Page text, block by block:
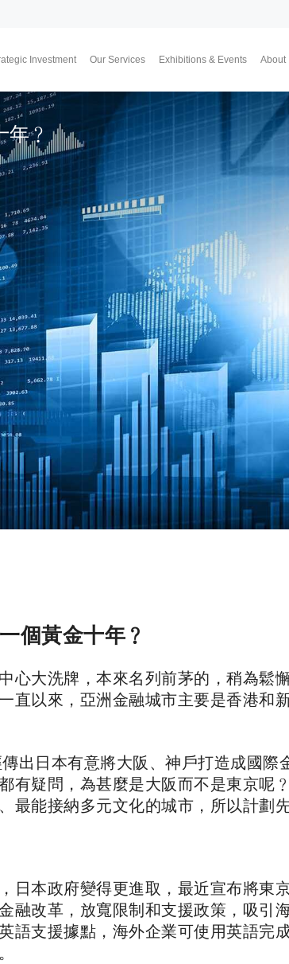
Investment Our Services Exhibitions & Events
Upcoming Exhibitions
Event Highlights
About
Why
Our
Our
The
Join
﹖
個黃金十年﹖
心大洗牌，本來名列前茅的，稍為鬆
直以來，亞洲金融城市主要是香港
出日本有意將大阪、神戶打造成國
有疑問，為甚麼是大阪而不是東京呢
最能接納多元文化的城市，所以計劃先
日本政府變得更進取，最近宣布將東
融改革，放寬限制和支援政策，吸
語支援據點，海外企業可使用英語